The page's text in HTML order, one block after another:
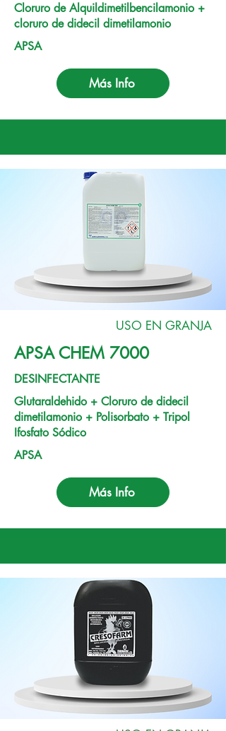
Cloruro de Alquildimetilbencilamonio +
cloruro de didecil dimetilamonio
APSA
Más Info
USO EN GRANJA
APSA CHEM 7000
DESINFECTANTE
Glutaraldehido + Cloruro de didecil
dimetilamonio + Polisorbato + Tripol
Ifosfato Sódico
APSA
Más Info